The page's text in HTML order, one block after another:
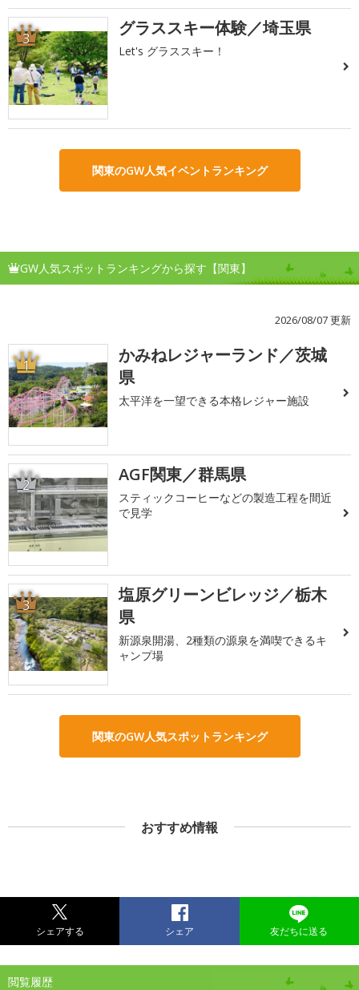
3 グラススキー体験／埼玉県
Let's グラススキー！
関東のGW人気イベントランキング
GW人気スポットランキングから探す【関東】
2026/08/07 更新
1
かみねレジャーランド／茨城
県
太平洋を一望できる本格レジャー施設
2 AGF関東／群馬県
スティックコーヒーなどの製造工程を間近
で見学
3
塩原グリーンビレッジ／栃木
県
新源泉開湯、2種類の源泉を満喫できるキ
ャンプ場
関東のGW人気スポットランキング
おすすめ情報
シェアする シェア 友だちに送る
閲覧履歴